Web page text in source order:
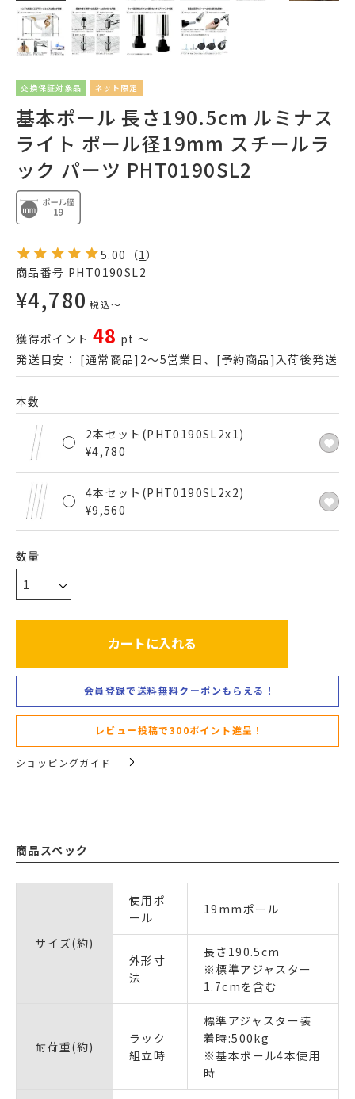
交換保証対象品 ネット限定
基本ポール 長さ190.5cm ルミナス
ライト ポール径19mm スチールラ
ック パーツ PHT0190SL2
5.00 （1）
商品番号 PHT0190SL2
¥4,780 税込〜
獲得ポイント 48 pt 〜
発送目安： [通常商品]2～5営業日、[予約商品]入荷後発送
本数
2本セット(PHT0190SL2x1)
¥4,780
4本セット(PHT0190SL2x2)
¥9,560
カートに入れる
会員登録で送料無料クーポンもらえる！
レビュー投稿で300ポイント進呈！
ショッピングガイド
商品スペック
サイズ(約)
使用ポ
ール
19mmポール
外形寸
法
長さ190.5cm
※標準アジャスター
1.7cmを含む
耐荷重(約)
ラック
組立時
標準アジャスター装
着時:500kg
※基本ポール4本使用
時